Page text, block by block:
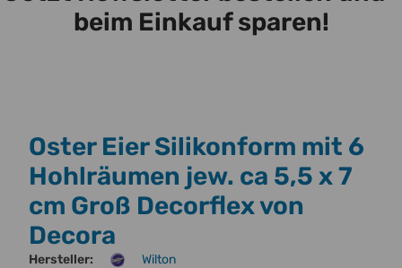
beim Einkauf sparen!
Oster Eier Silikonform mit 6
Hohlräumen jew. ca 5,5 x 7
cm Groß Decorflex von
Decora
Hersteller:
Wilton